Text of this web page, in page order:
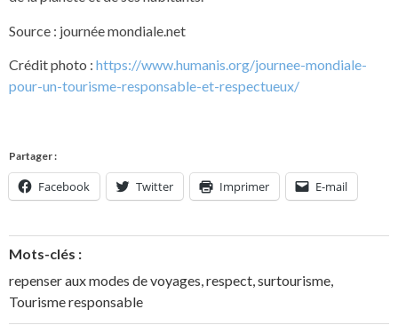
Source : journée mondiale.net
Crédit photo : https://www.humanis.org/journee-mondiale-
pour-un-tourisme-responsable-et-respectueux/
Partager :
Facebook Twitter Imprimer E-mail
Mots-clés :
repenser aux modes de voyages respect surtourisme
Tourisme responsable